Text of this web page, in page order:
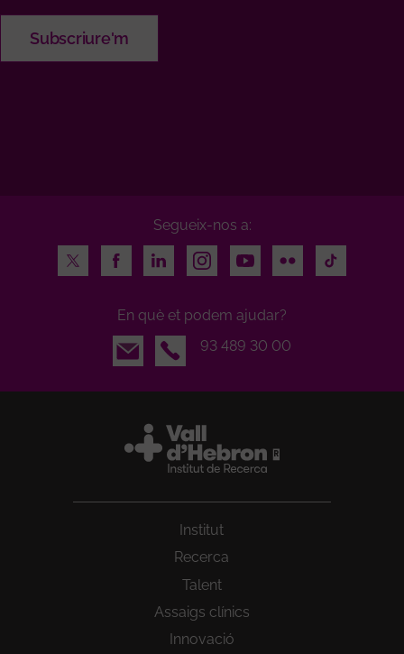
Segueix-nos a:
Twitter
FacebookLinkedInInstagramYoutubeFlickr TikTok
En què et podem ajudar?
Email
93 489 30 00
Institut
Recerca
Talent
Assaigs clínics
Innovació